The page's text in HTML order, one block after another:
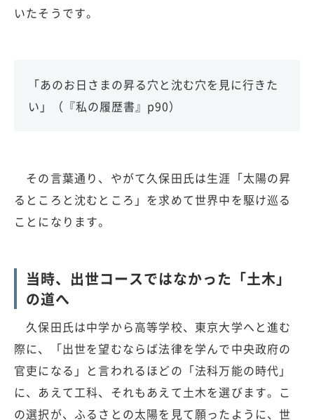
いたそうです。
「あのお日さまの昇る穴と沈む穴を見に行きた
い」（『私の履歴書』p90）
その言葉通り、やがて久保田氏は生涯「太陽の昇
るところと沈むところ」を求めて世界中を駆け巡る
ことになります。
当時、出世コースではなかった「土木」
の道へ
久保田氏は中学から高等学校、東京大学へと進む
際に、「出世を望むならば法律を学んで中央政府の
官吏になる」と言われるほどの「法科万能の時代」
に、あえて工科、それもあえて土木を選びます。こ
の選択が、ふるさとの太陽を見て願ったように、世